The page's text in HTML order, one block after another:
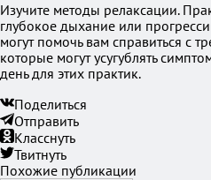
Изучите методы релаксации.
глубокое дыхание или
могут помочь вам справиться с
которые могут усугублять
день для этих практик.
Поделиться
Отправить
Класснуть
Твитнуть
Похожие публикации